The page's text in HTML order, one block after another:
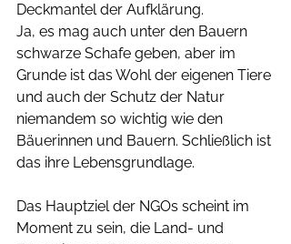
Deckmantel der Aufklärung.
Ja, es mag auch unter den Bauern
schwarze Schafe geben, aber im
Grunde ist das Wohl der eigenen Tiere
und auch der Schutz der Natur
niemandem so wichtig wie den
Bäuerinnen und Bauern. Schließlich ist
das ihre Lebensgrundlage.
Das Hauptziel der NGOs scheint im
Moment zu sein, die Land- und